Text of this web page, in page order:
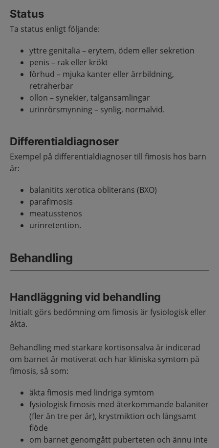
Status
Ta status enligt följande:
yttre genitalia – erytem, ödem eller sekretion
penis – rak eller krökt
förhud – mjuka kanter eller ärrbildning,
retraherbar
ollon – synekier, talgansamlingar
urinrörsmynning – synlig, normalvid.
Differentialdiagnoser
Exempel på differentialdiagnoser till fimosis hos barn
är:
balanitits xerotica obliterans (BXO)
parafimosis
meatusstenos
urinretention.
Behandling
Handläggning vid behandling
Initialt görs bedömning om fimosis är fysiologisk eller
äkta.
Behandling med starkare kortisonsalva är indicerad
om barnet är motiverat och har kliniska symtom på
fimosis, så som:
äkta fimosis med lindriga symtom
fysiologisk fimosis med återkommande balaniter
(fler än tre per år), krystmiktion och långsamt
flöde
om barnet genomgått puberteten och ännu inte